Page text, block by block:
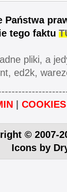
Państwa
tego faktu
pliki, a
ed2k,
COOKIES
© 2007-
Icons by